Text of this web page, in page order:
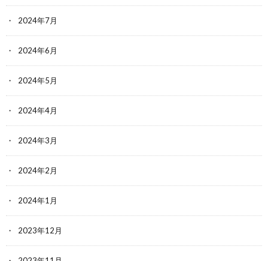
2024年7月
2024年6月
2024年5月
2024年4月
2024年3月
2024年2月
2024年1月
2023年12月